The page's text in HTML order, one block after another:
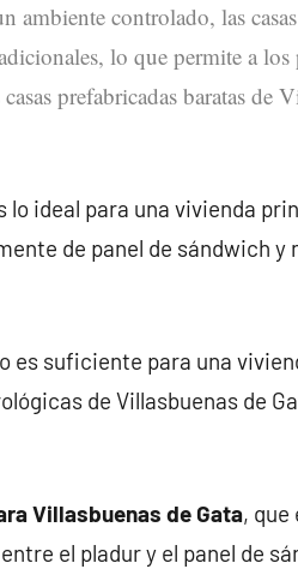
ambiente controlado, las
lo que permite a
prefabricadas baratas de
ideal para una vivienda
de panel de sándwich y
es suficiente para una
de Villasbuenas de
Villasbuenas de Gata, que
el pladur y el panel de